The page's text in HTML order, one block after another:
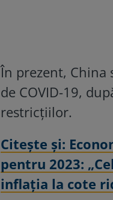
În prezent, China
de COVID-19,
restricțiilor.
Citeşte şi:
pentru 2023:
inflaţia la cote